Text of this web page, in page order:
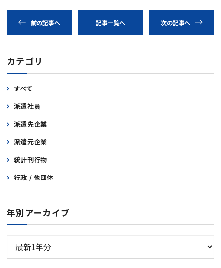
前の記事へ 記事一覧へ 次の記事へ
カテゴリ
すべて
派遣社員
派遣先企業
派遣元企業
統計刊行物
行政 / 他団体
年別アーカイブ